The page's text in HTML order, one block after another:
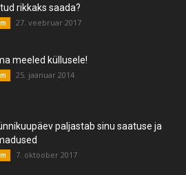
rikkaks saada?
27. veebruar 2017
meeled küllusele!
25. jaanuar 2014
paljastab sinu saatuse ja
7. oktoober 2017